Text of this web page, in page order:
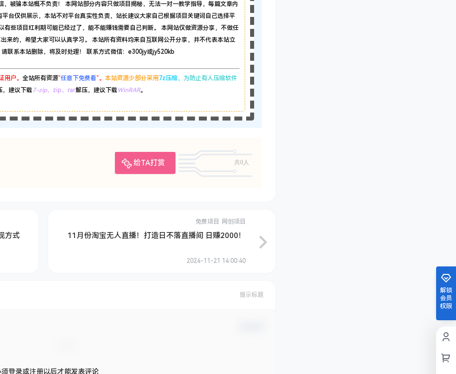
被骗本站概不负责！ 本网站部分内容只做项目揭秘，无法一对一教学指导，每篇文章内
台仅供展示，本站不对平台真实性负责，站长建议大家自己根据项目关键词自己选择平
些项目红利期可能已经过了，能不能赚钱需要自己判断。 本网站仅做资源分享，不做任
来的，希望大家可以认真学习。 本站所有资料均来自互联网公开分享，并不代表本站立
联系本站删除，将及时处理！ 联系方式微信：e300jy或jy520kb
用户。 全站所有资源“任意下免费看”。 本站资源少部分采用 7z压缩， 为防止有人压缩软件
，建议下载 7-zip，zip、rar解压，建议下载 WinRAR。
给TA打赏
共0人
方式
免费项目 网创项目
11月份淘宝无人直播！打造日不落直播间 日赚2000！
2024-11-21 14:00:40
提示标题
须登录或注册以后才能发表评论
解锁
会员
权限